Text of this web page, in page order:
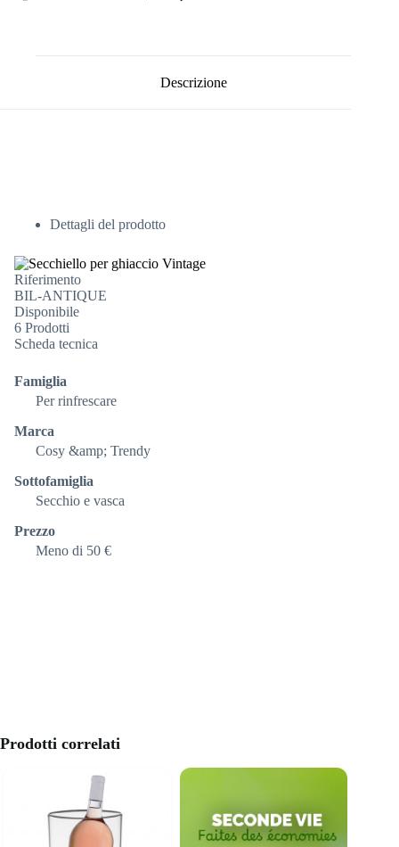
Descrizione
Dettagli del prodotto
Riferimento
BIL-ANTIQUE
Disponibile
6 Prodotti
Scheda tecnica
Famiglia
Per rinfrescare
Marca
Cosy &amp; Trendy
Sottofamiglia
Secchio e vasca
Prezzo
Meno di 50 €
Prodotti correlati